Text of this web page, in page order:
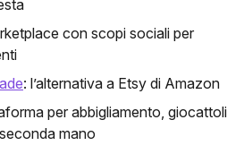
con scopi sociali per
: l’alternativa a Etsy di Amazon
per abbigliamento, giocattoli
mano